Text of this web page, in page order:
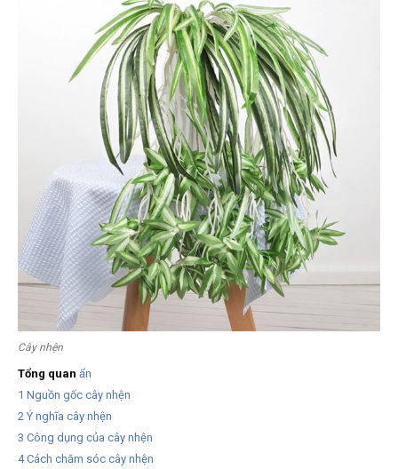
Cây nhện
Tổng quan ẩn
1 Nguồn gốc cây nhện
2 Ý nghĩa cây nhện
3 Công dụng của cây nhện
4 Cách chăm sóc cây nhện